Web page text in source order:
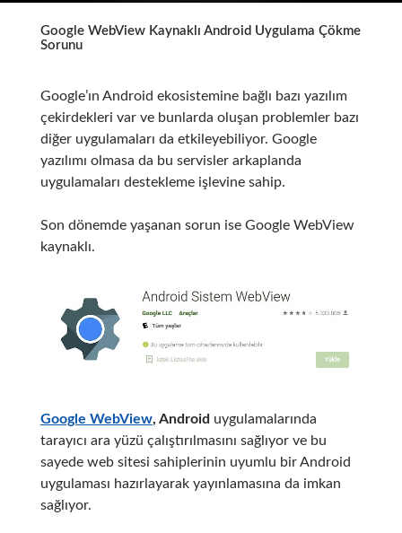
Google WebView Kaynaklı Android Uygulama Çökme
Sorunu
Google’ın Android ekosistemine bağlı bazı yazılım
çekirdekleri var ve bunlarda oluşan problemler bazı
diğer uygulamaları da etkileyebiliyor. Google
yazılımı olmasa da bu servisler arkaplanda
uygulamaları destekleme işlevine sahip.
Son dönemde yaşanan sorun ise Google WebView
kaynaklı.
Google WebView, Android uygulamalarında
tarayıcı ara yüzü çalıştırılmasını sağlıyor ve bu
sayede web sitesi sahiplerinin uyumlu bir Android
uygulaması hazırlayarak yayınlamasına da imkan
sağlıyor.